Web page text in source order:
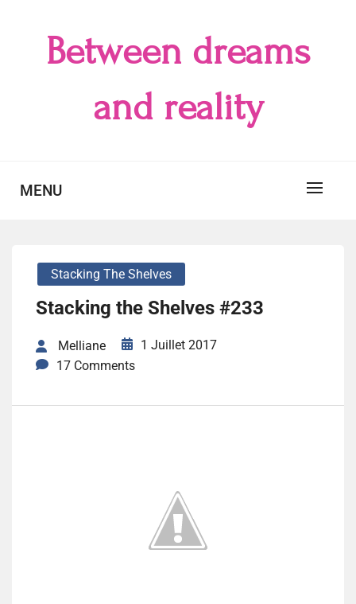
Between dreams
and reality
MENU
Stacking The Shelves
Stacking the Shelves #233
Melliane
1 Juillet 2017
17 Comments